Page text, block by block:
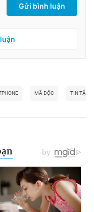
Gửi bình luận
MÃ ĐỘC TIN TẶC